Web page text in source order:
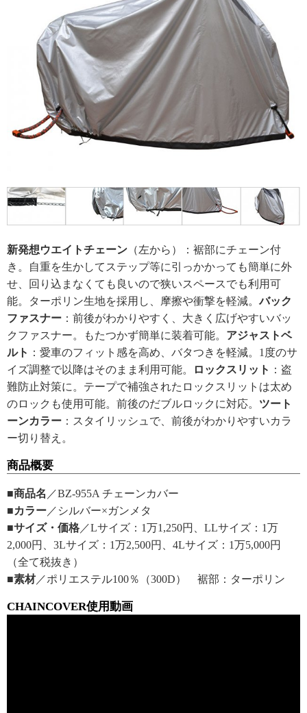
新発想ウエイトチェーン （左から）：裾部にチェーン付
き。自重を生かしてステップ等に引っかかっても簡単に外
せ、回り込まなくても良いので狭いスペースでも利用可
能。ターポリン生地を採用し、摩擦や衝撃を軽減。バック
ファスナー ：前後がわかりやすく、大きく広げやすいバッ
クファスナー。もたつかず簡単に装着可能。 アジャストベ
ルト ：愛車のフィット感を高め、バタつきを軽減。1度のサ
イズ調整で以降はそのまま利用可能。
ロックスリット ：盗
難防止対策に。テープで補強されたロックスリットは太め
のロックも使用可能。前後のだブルロックに対応。 ツート
ーンカラー ：スタイリッシュで、前後がわかりやすいカラ
ー切り替え。
商品概要
■商品名 ／BZ-955A チェーンカバー
■カラー ／シルバー×ガンメタ
■サイズ・価格 ／Lサイズ：1万1,250円、LLサイズ：1万
2,000円、3Lサイズ：1万2,500円、4Lサイズ：1万5,000円
（全て税抜き）
■素材／ポリエステル100％（300D） 裾部：ターポリン
CHAINCOVER使用動画